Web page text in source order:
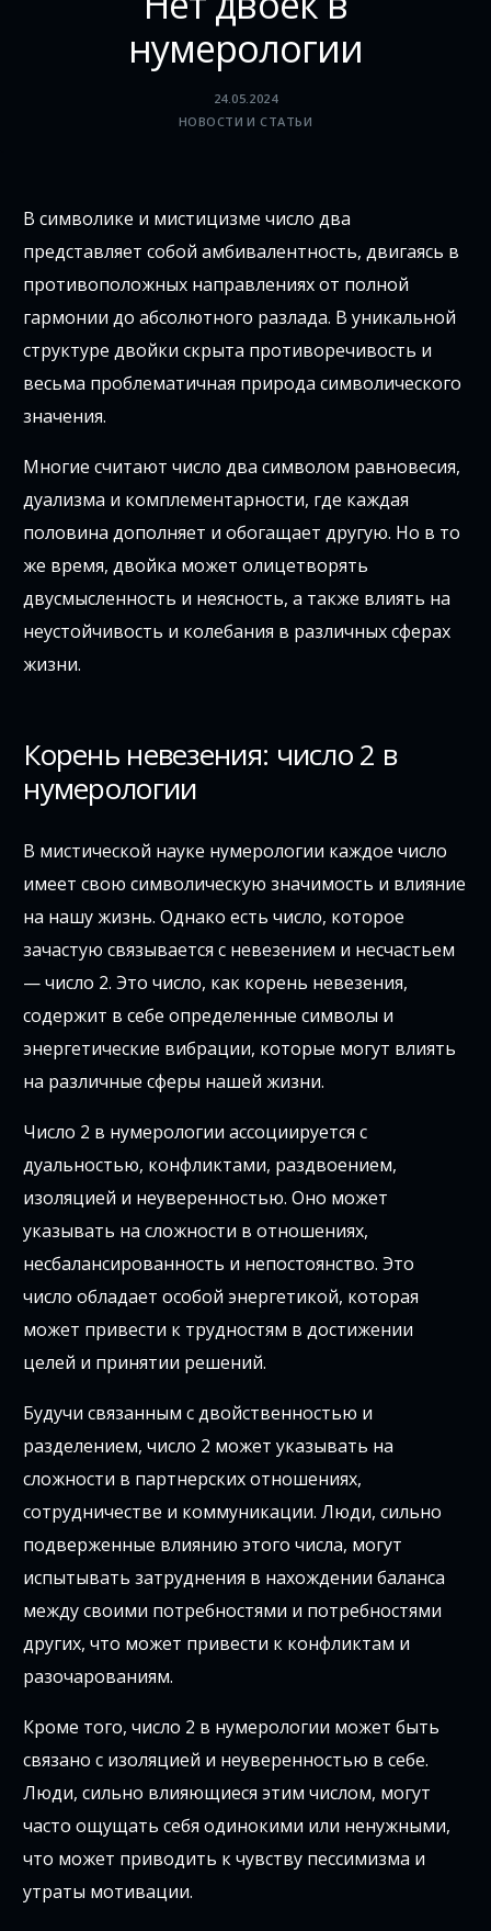
нумерологии
24.05.2024
НОВОСТИ И СТАТЬИ
В символике и мистицизме число два
представляет собой амбивалентность, двигаясь в
противоположных направлениях от полной
гармонии до абсолютного разлада. В уникальной
структуре двойки скрыта противоречивость и
весьма проблематичная природа символического
значения.
Многие считают число два символом равновесия,
дуализма и комплементарности, где каждая
половина дополняет и обогащает другую. Но в то
же время, двойка может олицетворять
двусмысленность и неясность, а также влиять на
неустойчивость и колебания в различных сферах
жизни.
Корень невезения: число 2 в
нумерологии
В мистической науке нумерологии каждое число
имеет свою символическую значимость и влияние
на нашу жизнь. Однако есть число, которое
зачастую связывается с невезением и несчастьем
— число 2. Это число, как корень невезения,
содержит в себе определенные символы и
энергетические вибрации, которые могут влиять
на различные сферы нашей жизни.
Число 2 в нумерологии ассоциируется с
дуальностью, конфликтами, раздвоением,
изоляцией и неуверенностью. Оно может
указывать на сложности в отношениях,
несбалансированность и непостоянство. Это
число обладает особой энергетикой, которая
может привести к трудностям в достижении
целей и принятии решений.
Будучи связанным с двойственностью и
разделением, число 2 может указывать на
сложности в партнерских отношениях,
сотрудничестве и коммуникации. Люди, сильно
подверженные влиянию этого числа, могут
испытывать затруднения в нахождении баланса
между своими потребностями и потребностями
других, что может привести к конфликтам и
разочарованиям.
Кроме того, число 2 в нумерологии может быть
связано с изоляцией и неуверенностью в себе.
Люди, сильно влияющиеся этим числом, могут
часто ощущать себя одинокими или ненужными,
что может приводить к чувству пессимизма и
утраты мотивации.